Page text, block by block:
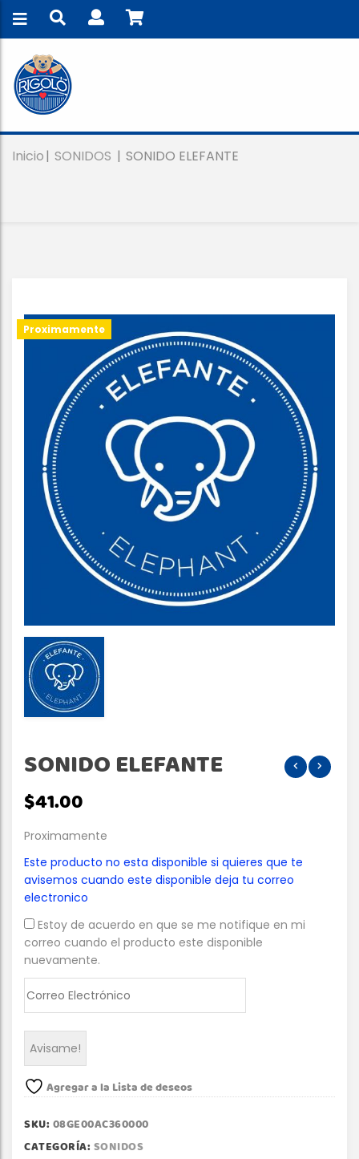
Inicio SONIDOS SONIDO ELEFANTE
Proximamente
SONIDO ELEFANTE
$41.00
Proximamente
Este producto no esta disponible si quieres que te
avisemos cuando este disponible deja tu correo
electronico
Estoy de acuerdo en que se me notifique en mi
correo cuando el producto este disponible
nuevamente.
Agregar a la Lista de deseos
SKU: 08GE00AC360000
CATEGORÍA: SONIDOS